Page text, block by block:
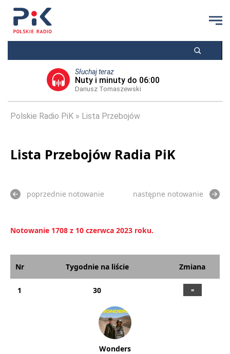
Słuchaj teraz
Nuty i minuty do 06:00
Dariusz Tomaszewski
Polskie Radio PiK Lista Przebojów
Lista Przebojów Radia PiK
poprzednie notowanie następne notowanie
Notowanie 1708 z 10 czerwca 2023 roku.
Nr Tygodnie na liście Zmiana
1 30
Wonders